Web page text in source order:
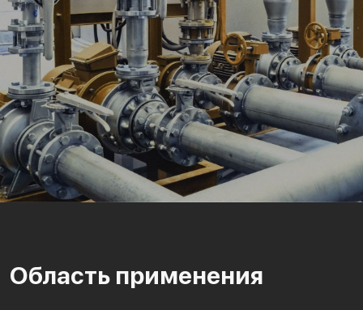
Область применения